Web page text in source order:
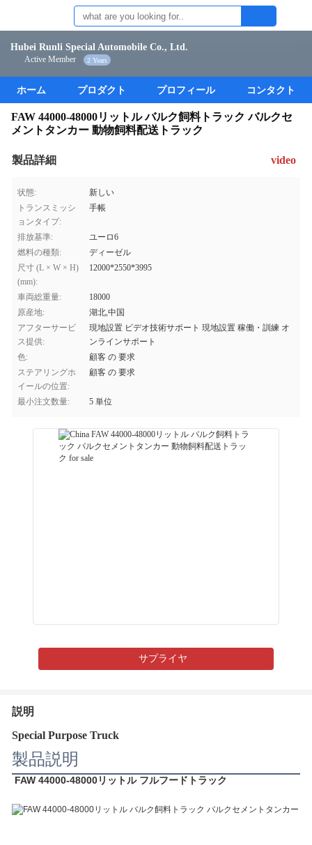
Hubei Runli Special Automobile Co., Ltd.
Active Member 2 Years
ホーム プロダクト プロフィール コンタクト
FAW 44000-48000リットル バルク飼料トラック バルクセ
メントタンカー 動物飼料配送トラック
製品詳細 video
状態:
新しい
トランスミッシ
ョンタイプ:
手帳
排放基準:
ユーロ6
燃料の種類:
ディーゼル
尺寸 (L × W × H)
(mm):
12000*2550*3995
車両総重量:
18000
原産地:
湖北,中国
アフターサービ
ス提供:
現地設置 ビデオ技術サポート 現地設置 稼働・訓練 オ
ンラインサポート
色:
顧客 の 要求
ステアリングホ
イールの位置:
顧客 の 要求
最小注文数量: 5 単位
サプライヤ
説明
Special Purpose Truck
製品説明
FAW 44000-48000リットル フルフードトラック